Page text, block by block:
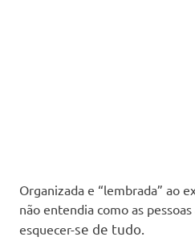
Organizada e “lembrada” ao
não entendia como as
esquecer-se de tudo.